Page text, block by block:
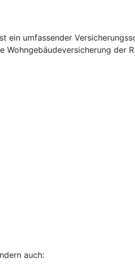
ein umfassender
Wohngebäudeversicherung
auch: